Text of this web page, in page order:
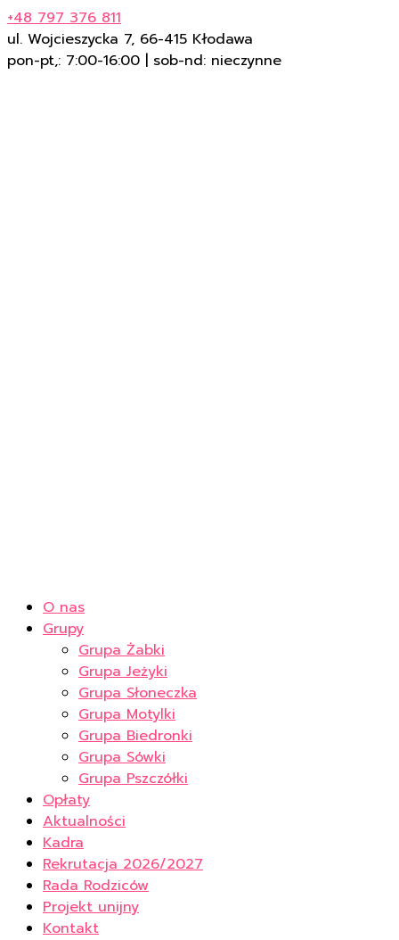
+48 797 376 811
ul. Wojcieszycka 7, 66-415 Kłodawa
pon-pt,: 7:00-16:00 | sob-nd: nieczynne
O nas
Grupy
Grupa Żabki
Grupa Jeżyki
Grupa Słoneczka
Grupa Motylki
Grupa Biedronki
Grupa Sówki
Grupa Pszczółki
Opłaty
Aktualności
Kadra
Rekrutacja 2026/2027
Rada Rodziców
Projekt unijny
Kontakt